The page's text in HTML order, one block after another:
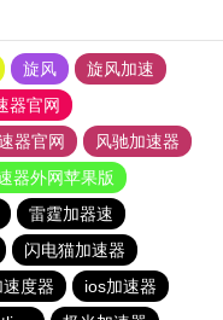
旋风
旋风加速
器官网
器官网
风驰加速器
器外网苹果版
雷霆加器速
闪电猫加速器
度器
ios加速器